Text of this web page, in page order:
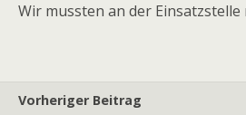
Wir mussten an der
Vorheriger Beitrag